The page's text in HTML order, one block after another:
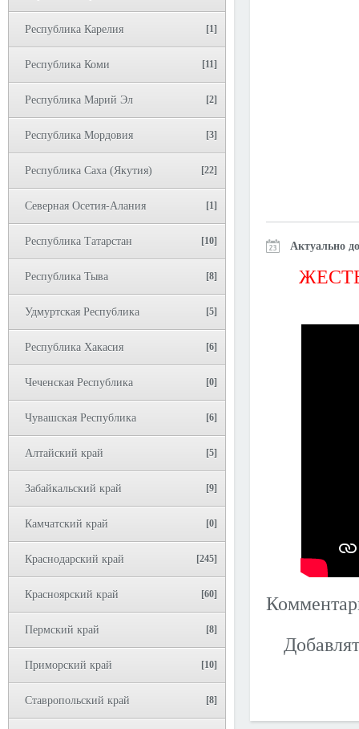
Республика Карелия [1]
Республика Коми [11]
Республика Марий Эл [2]
Республика Мордовия [3]
Республика Саха (Якутия) [22]
Северная Осетия-Алания [1]
Республика Татарстан [10]
Республика Тыва [8]
Удмуртская Республика [5]
Республика Хакасия [6]
Чеченская Республика [0]
Чувашская Республика [6]
Алтайский край [5]
Забайкальский край [9]
Камчатский край [0]
Краснодарский край [245]
Красноярский край [60]
Пермский край [8]
Приморский край [10]
Ставропольский край [8]
Актуально